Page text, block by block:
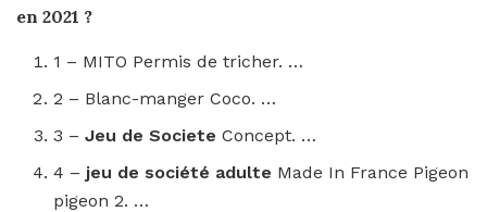
en 2021 ?
1 – MITO Permis de tricher. …
2 – Blanc-manger Coco. …
3 –Jeu de SocieteConcept. …
4 – jeu de société adulte Made In France Pigeon
pigeon 2. …